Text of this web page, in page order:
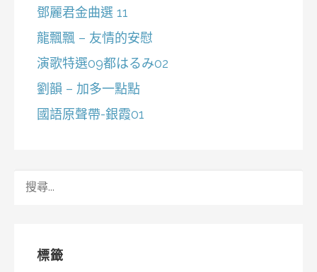
鄧麗君金曲選 11
龍飄飄 – 友情的安慰
演歌特選09都はるみ02
劉韻 – 加多一點點
國語原聲帶-銀霞01
標籤